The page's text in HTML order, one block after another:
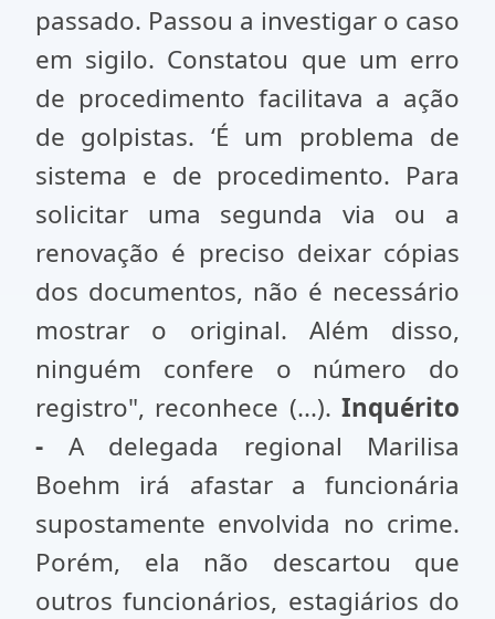
passado. Passou a investigar o caso
em sigilo. Constatou que um erro
de procedimento facilitava a ação
de golpistas. ‘É um problema de
sistema e de procedimento. Para
solicitar uma segunda via ou a
renovação é preciso deixar cópias
dos documentos, não é necessário
mostrar o original. Além disso,
ninguém confere o número do
registro", reconhece (...). Inquérito
- A delegada regional Marilisa
Boehm irá afastar a funcionária
supostamente envolvida no crime.
Porém, ela não descartou que
outros funcionários, estagiários do